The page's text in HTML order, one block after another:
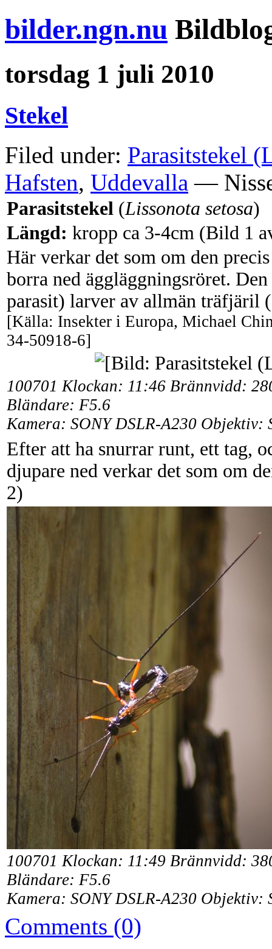
bilder.ngn.nu
torsdag 1 juli 2010
Stekel
Filed under: Parasitstekel
Hafsten, Uddevalla —
Parasitstekel (Lissonota setosa)
Längd: kropp ca 3-4cm (Bild 1
Här verkar det som om den
borra ned äggläggningsröret.
parasit) larver av allmän träfjäril (
[Källa: Insekter i Europa, Michael
34-50918-6]
100701 Klockan: 11:46 Brännvidd:
Bländare: F5.6
Kamera: SONY DSLR-A230
Efter att ha snurrar runt, ett tag,
djupare ned verkar det som om
2)
100701 Klockan: 11:49 Brännvidd:
Bländare: F5.6
Kamera: SONY DSLR-A230
Comments (0)